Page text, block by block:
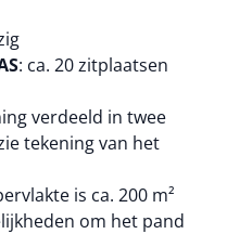
: ca. 20 zitplaatsen
verdeeld in twee
tekening van het
is ca. 200 m²
om het pand